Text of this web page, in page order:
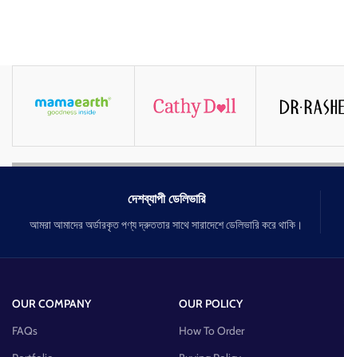
দেশব্যাপী ডেলিভারি
আমরা আমাদের অর্ডারকৃত পণ্য দ্রুততার সাথে সারাদেশে ডেলিভারি করে থাকি।
OUR COMPANY
FAQs
OUR POLICY
How To Order